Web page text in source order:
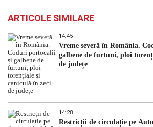
ARTICOLE SIMILARE
14:45
Vreme severă în România.
galbene de furtuni, ploi
de județe
14:28
Restricții de circulație pe